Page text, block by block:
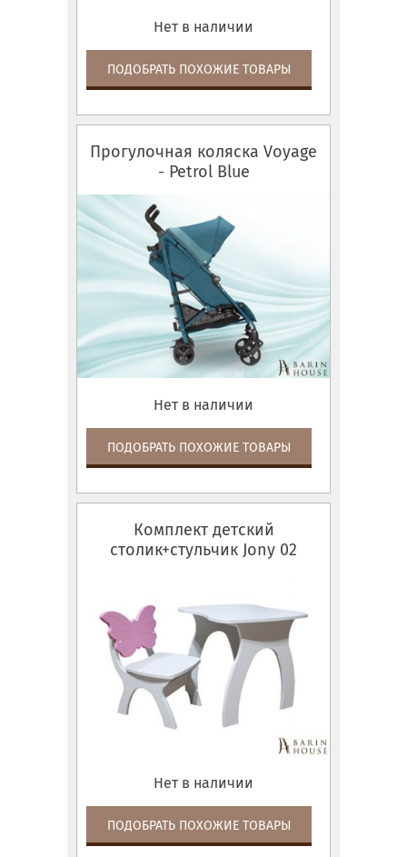
Нет в наличии
ПОДОБРАТЬ ПОХОЖИЕ ТОВАРЫ
Прогулочная коляска Voyage
- Petrol Blue
Нет в наличии
ПОДОБРАТЬ ПОХОЖИЕ ТОВАРЫ
Комплект детский
столик+стульчик Jony 02
Нет в наличии
ПОДОБРАТЬ ПОХОЖИЕ ТОВАРЫ